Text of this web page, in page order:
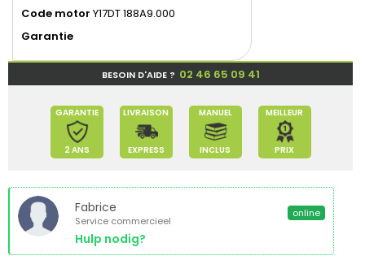
Code motor Y17DT 188A9.000
Garantie
BESOIN D'AIDE ? 02 46 65 09 41
GARANTIE
2 ANS
LIVRAISON
EXPRESS
MANUEL
INCLUS
MEILLEUR
PRIX
Fabrice
Service commercieel
Hulp nodig?
online